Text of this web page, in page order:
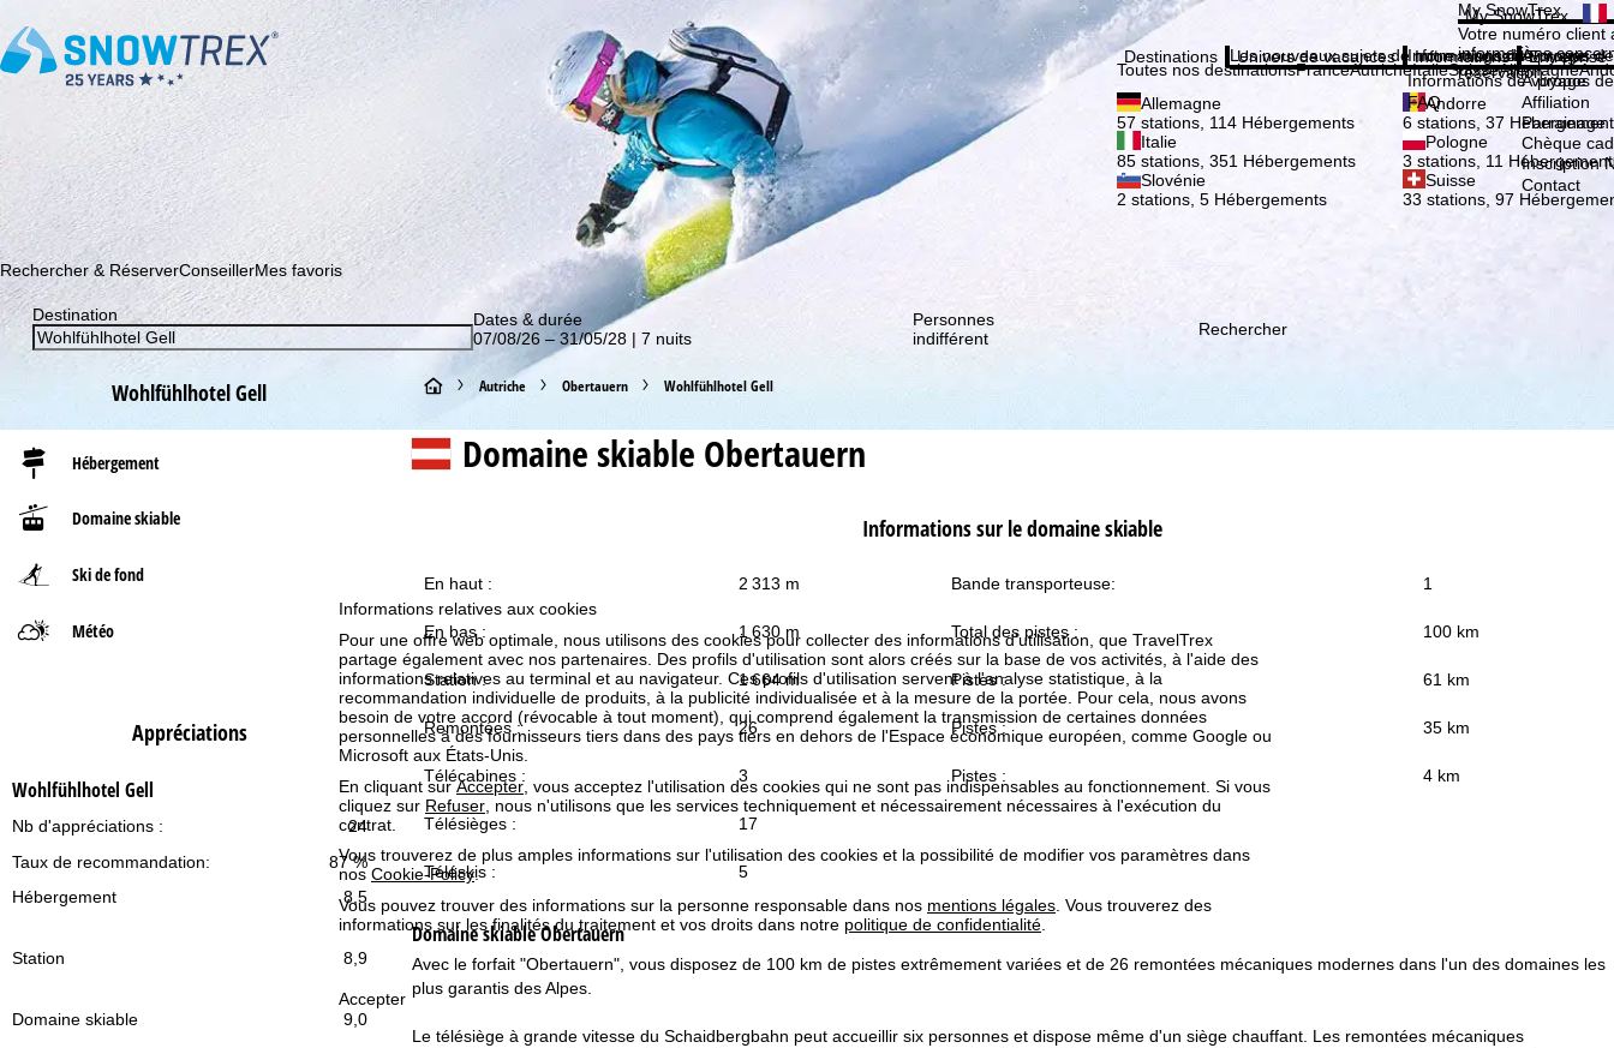
Informations relatives aux cookies
Pour une offre web optimale, nous utilisons des cookies pour collecter des informations d'utilisation, que TravelTrex
partage également avec nos partenaires. Des profils d'utilisation sont alors créés sur la base de vos activités, à l'aide des
informations relatives au terminal et au navigateur. Ces profils d'utilisation servent à l'analyse statistique, à la
recommandation individuelle de produits, à la publicité individualisée et à la mesure de la portée. Pour cela, nous avons
besoin de votre accord (révocable à tout moment), qui comprend également la transmission de certaines données
personnelles à des fournisseurs tiers dans des pays tiers en dehors de l'Espace économique européen, comme Google ou
Microsoft aux États-Unis.
En cliquant surAccepter, vous acceptez l'utilisation des cookies qui ne sont pas indispensables au fonctionnement. Si vous
cliquez sur Refuser, nous n'utilisons que les services techniquement et nécessairement nécessaires à l'exécution du
contrat.
Vous trouverez de plus amples informations sur l'utilisation des cookies et la possibilité de modifier vos paramètres dans
nosCookie-Policy.
Vous pouvez trouver des informations sur la personne responsable dans nos mentions légales . Vous trouverez des
informations sur les finalités du traitement et vos droits dans notre politique de confidentialité
Accepter
Abonnez-vous à notre newsletter et soyez le premier à découvrir nos promos ! Inscription
My SnowTrex
My SnowTrex
Votre numéro client
informations
réservation.
Destinations
Toutes nos destinationsFranceAutricheItalieSuisseAllemagne
Allemagne
57 stations, 114 Hébergements
Andorre
6 stations, 37
Italie
85 stations, 351 Hébergements
Pologne
3 stations, 11
Slovénie
2 stations, 5 Hébergements
Suisse
33 stations, 97
Univers de vacances
Les nouveaux sujets de notre magazine
Informations
Informations de voyage
Informations de voyage
FAQ
Entreprise
À propos
À propos
Affiliation
Parrainage
Chèque
Inscription
Contact
Rechercher & RéserverConseillerMes favoris
Destination
Dates & durée
07/08/26 – 31/05/28 | 7 nuits
Personnes
indifférent
Rechercher
Wohlfühlhotel Gell
Hébergement
Domaine skiable
Ski de fond
Météo
Appréciations
Wohlfühlhotel Gell
24
Nb d'appréciations :
87 %
Taux de recommandation:
Hébergement
8,5
Station 8,9
Domaine skiable 9,0
P
a
d
'
a
c
c
u
e
i
l
Autriche Obertauern Wohlfühlhotel Gell
Domaine skiable Obertauern
Informations sur le domaine skiable
En haut : 2 313 m Bande transporteuse: 1
En bas : 1 630 m Total des pistes : 100 km
Station : 1 664 m Pistes : 61 km
Remontées : 26 Pistes : 35 km
Télécabines : 3 Pistes : 4 km
Télésièges : 17
Téléskis : 5
Domaine skiableObertauern
Avec le forfait "Obertauern", vous disposez de 100 km de pistes extrêmement variées et de 26 remontées mécaniques modernes dans l'un des domaines les
plus garantis des Alpes.
Le télésiège à grande vitesse du Schaidbergbahn peut accueillir six personnes et dispose même d'un siège chauffant. Les remontées mécaniques